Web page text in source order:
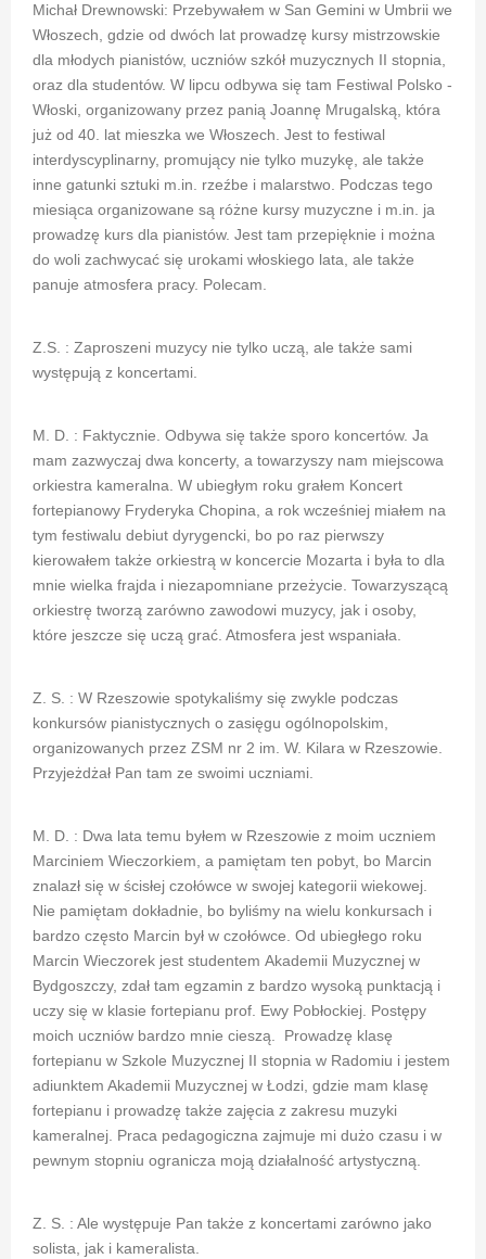
Michał Drewnowski: Przebywałem w San Gemini w Umbrii we
Włoszech, gdzie od dwóch lat prowadzę kursy mistrzowskie
dla młodych pianistów, uczniów szkół muzycznych II stopnia,
oraz dla studentów. W lipcu odbywa się tam Festiwal Polsko -
Włoski, organizowany przez panią Joannę Mrugalską, która
już od 40. lat mieszka we Włoszech. Jest to festiwal
interdyscyplinarny, promujący nie tylko muzykę, ale także
inne gatunki sztuki m.in. rzeźbe i malarstwo. Podczas tego
miesiąca organizowane są różne kursy muzyczne i m.in. ja
prowadzę kurs dla pianistów. Jest tam przepięknie i można
do woli zachwycać się urokami włoskiego lata, ale także
panuje atmosfera pracy. Polecam.
Z.S. : Zaproszeni muzycy nie tylko uczą, ale także sami
występują z koncertami.
M. D. : Faktycznie. Odbywa się także sporo koncertów. Ja
mam zazwyczaj dwa koncerty, a towarzyszy nam miejscowa
orkiestra kameralna. W ubiegłym roku grałem Koncert
fortepianowy Fryderyka Chopina, a rok wcześniej miałem na
tym festiwalu debiut dyrygencki, bo po raz pierwszy
kierowałem także orkiestrą w koncercie Mozarta i była to dla
mnie wielka frajda i niezapomniane przeżycie. Towarzyszącą
orkiestrę tworzą zarówno zawodowi muzycy, jak i osoby,
które jeszcze się uczą grać. Atmosfera jest wspaniała.
Z. S. : W Rzeszowie spotykaliśmy się zwykle podczas
konkursów pianistycznych o zasięgu ogólnopolskim,
organizowanych przez ZSM nr 2 im. W. Kilara w Rzeszowie.
Przyjeżdżał Pan tam ze swoimi uczniami.
M. D. : Dwa lata temu byłem w Rzeszowie z moim uczniem
Marciniem Wieczorkiem, a pamiętam ten pobyt, bo Marcin
znalazł się w ścisłej czołówce w swojej kategorii wiekowej.
Nie pamiętam dokładnie, bo byliśmy na wielu konkursach i
bardzo często Marcin był w czołówce. Od ubiegłego roku
Marcin Wieczorek jest studentem Akademii Muzycznej w
Bydgoszczy, zdał tam egzamin z bardzo wysoką punktacją i
uczy się w klasie fortepianu prof. Ewy Pobłockiej. Postępy
moich uczniów bardzo mnie cieszą. Prowadzę klasę
fortepianu w Szkole Muzycznej II stopnia w Radomiu i jestem
adiunktem Akademii Muzycznej w Łodzi, gdzie mam klasę
fortepianu i prowadzę także zajęcia z zakresu muzyki
kameralnej. Praca pedagogiczna zajmuje mi dużo czasu i w
pewnym stopniu ogranicza moją działalność artystyczną.
Z. S. : Ale występuje Pan także z koncertami zarówno jako
solista, jak i kameralista.